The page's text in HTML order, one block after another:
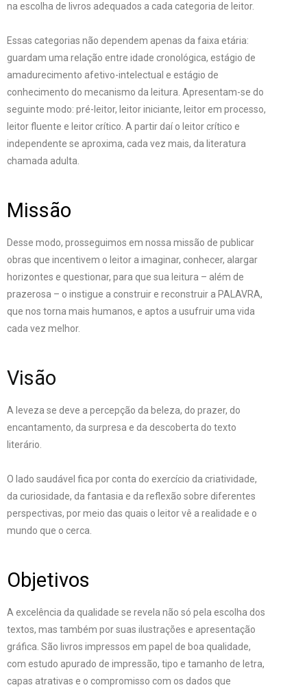
na escolha de livros adequados a cada categoria de leitor.
Essas categorias não dependem apenas da faixa etária:
guardam uma relação entre idade cronológica, estágio de
amadurecimento afetivo-intelectual e estágio de
conhecimento do mecanismo da leitura. Apresentam-se do
seguinte modo: pré-leitor, leitor iniciante, leitor em processo,
leitor fluente e leitor crítico. A partir daí o leitor crítico e
independente se aproxima, cada vez mais, da literatura
chamada adulta.
Missão
Desse modo, prosseguimos em nossa missão de publicar
obras que incentivem o leitor a imaginar, conhecer, alargar
horizontes e questionar, para que sua leitura – além de
prazerosa – o instigue a construir e reconstruir a PALAVRA,
que nos torna mais humanos, e aptos a usufruir uma vida
cada vez melhor.
Visão
A leveza se deve a percepção da beleza, do prazer, do
encantamento, da surpresa e da descoberta do texto
literário.
O lado saudável fica por conta do exercício da criatividade,
da curiosidade, da fantasia e da reflexão sobre diferentes
perspectivas, por meio das quais o leitor vê a realidade e o
mundo que o cerca.
Objetivos
A excelência da qualidade se revela não só pela escolha dos
textos, mas também por suas ilustrações e apresentação
gráfica. São livros impressos em papel de boa qualidade,
com estudo apurado de impressão, tipo e tamanho de letra,
capas atrativas e o compromisso com os dados que